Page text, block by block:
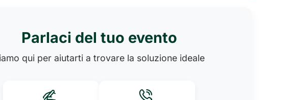
Parlaci del tuo evento
qui per aiutarti a trovare la soluzione ideale